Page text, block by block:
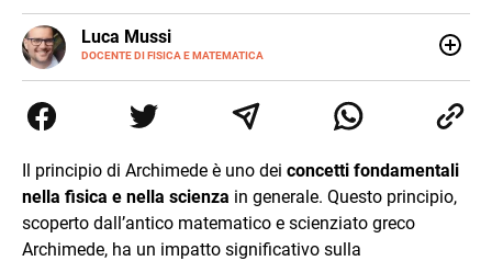
Luca Mussi
DOCENTE DI FISICA E MATEMATICA
LINKEDIN
ALTRI
SITI
supporto allo studio con sedi a Milano e in Brianza.
Appassionato di cucina, viaggi, e sport come rugby,
imparare.
Il principio di Archimede è uno dei concetti fondamentali
nella fisica e nella scienza in generale. Questo principio,
scoperto dall’antico matematico e scienziato greco
Archimede, ha un impatto significativo sulla